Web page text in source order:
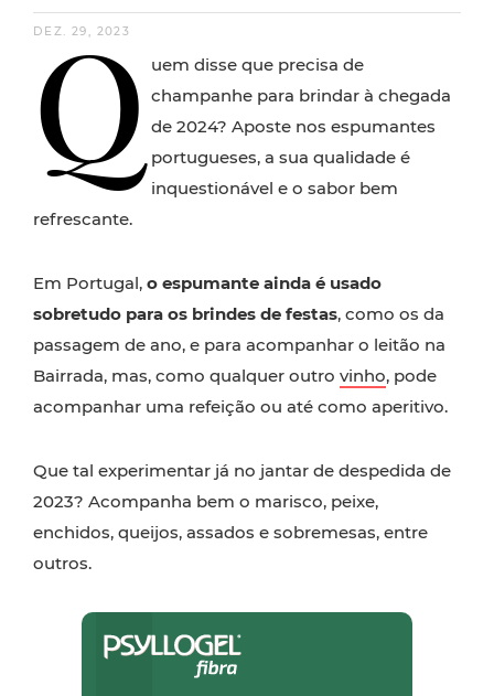
DEZ. 29, 2023
Q
uem disse que precisa de
champanhe para brindar à chegada
de 2024? Aposte nos espumantes
portugueses, a sua qualidade é
inquestionável e o sabor bem
refrescante.
Em Portugal, o espumante ainda é usado
sobretudo para os brindes de festas, como os da
passagem de ano, e para acompanhar o leitão na
Bairrada, mas, como qualquer outro vinho, pode
acompanhar uma refeição ou até como aperitivo.
Que tal experimentar já no jantar de despedida de
2023? Acompanha bem o marisco, peixe,
enchidos, queijos, assados e sobremesas, entre
outros.